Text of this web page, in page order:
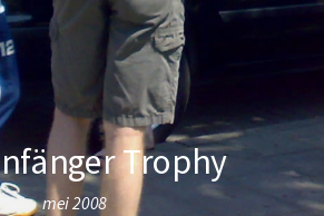
Trophy
mei 2008